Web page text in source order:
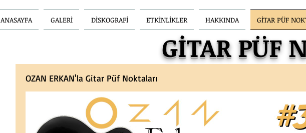
ANASAYFA GALERİ DİSKOGRAFİ ETKİNLİKLER HAKKINDA GİTAR PÜF
GİTAR PÜF
OZAN ERKAN'la Gitar Püf Noktaları